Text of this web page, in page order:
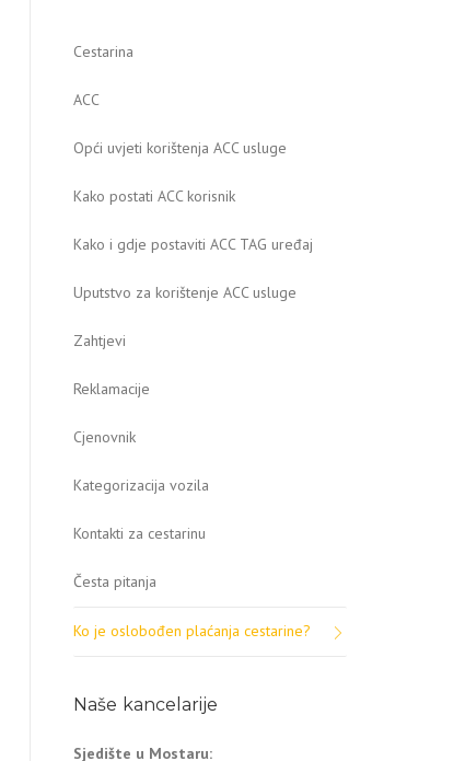
Cestarina
ACC
Opći uvjeti korištenja ACC usluge
Kako postati ACC korisnik
Kako i gdje postaviti ACC TAG uređaj
Uputstvo za korištenje ACC usluge
Zahtjevi
Reklamacije
Cjenovnik
Kategorizacija vozila
Kontakti za cestarinu
Česta pitanja
Ko je oslobođen plaćanja cestarine?
Naše kancelarije
Sjedište u Mostaru: